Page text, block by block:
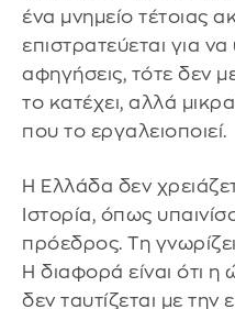
ένα μνημείο τέτοιας
επιστρατεύεται για να
αφηγήσεις, τότε δεν
το κατέχει, αλλά
που το εργαλειοποιεί.
Η Ελλάδα δεν
Ιστορία, όπως
πρόεδρος. Τη
Η διαφορά είναι ότι η
δεν ταυτίζεται με την